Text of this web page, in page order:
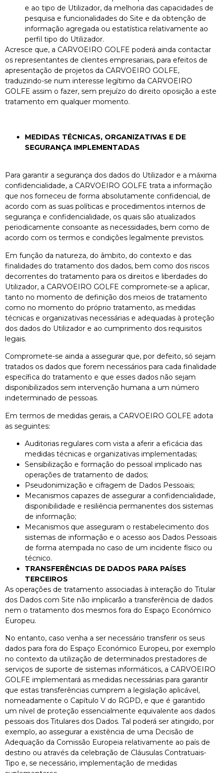
e ao tipo de Utilizador, da melhoria das capacidades de
pesquisa e funcionalidades do Site e da obtenção de
informação agregada ou estatística relativamente ao
perfil tipo do Utilizador.
Acresce que, a CARVOEIRO GOLFE poderá ainda contactar
os representantes de clientes empresariais, para efeitos de
apresentação de projetos da CARVOEIRO GOLFE,
traduzindo-se num interesse legítimo da CARVOEIRO
GOLFE assim o fazer, sem prejuízo do direito oposição a este
tratamento em qualquer momento.
MEDIDAS TÉCNICAS, ORGANIZATIVAS E DE
SEGURANÇA IMPLEMENTADAS
Para garantir a segurança dos dados do Utilizador e a máxima
confidencialidade, a CARVOEIRO GOLFE trata a informação
que nos forneceu de forma absolutamente confidencial, de
acordo com as suas políticas e procedimentos internos de
segurança e confidencialidade, os quais são atualizados
periodicamente consoante as necessidades, bem como de
acordo com os termos e condições legalmente previstos.
Em função da natureza, do âmbito, do contexto e das
finalidades do tratamento dos dados, bem como dos riscos
decorrentes do tratamento para os direitos e liberdades do
Utilizador, a CARVOEIRO GOLFE compromete-se a aplicar,
tanto no momento de definição dos meios de tratamento
como no momento do próprio tratamento, as medidas
técnicas e organizativas necessárias e adequadas à proteção
dos dados do Utilizador e ao cumprimento dos requisitos
legais.
Compromete-se ainda a assegurar que, por defeito, só sejam
tratados os dados que forem necessários para cada finalidade
específica do tratamento e que esses dados não sejam
disponibilizados sem intervenção humana a um número
indeterminado de pessoas.
Em termos de medidas gerais, a CARVOEIRO GOLFE adota
as seguintes:
Auditorias regulares com vista a aferir a eficácia das
medidas técnicas e organizativas implementadas;
Sensibilização e formação do pessoal implicado nas
operações de tratamento de dados;
Pseudonimização e cifragem de Dados Pessoais;
Mecanismos capazes de assegurar a confidencialidade,
disponibilidade e resiliência permanentes dos sistemas
de informação;
Mecanismos que asseguram o restabelecimento dos
sistemas de informação e o acesso aos Dados Pessoais
de forma atempada no caso de um incidente físico ou
técnico.
TRANSFERÊNCIAS DE DADOS PARA PAÍSES
TERCEIROS
As operações de tratamento associadas à interação do Titular
dos Dados com Site não implicarão a transferência de dados
nem o tratamento dos mesmos fora do Espaço Económico
Europeu.
No entanto, caso venha a ser necessário transferir os seus
dados para fora do Espaço Económico Europeu, por exemplo
no contexto da utilização de determinados prestadores de
serviços de suporte de sistemas informáticos, a CARVOEIRO
GOLFE implementará as medidas necessárias para garantir
que estas transferências cumprem a legislação aplicável,
nomeadamente o Capítulo V do RGPD, e que é garantido
um nível de proteção essencialmente equivalente aos dados
pessoais dos Titulares dos Dados. Tal poderá ser atingido, por
exemplo, ao assegurar a existência de uma Decisão de
Adequação da Comissão Europeia relativamente ao país de
destino ou através da celebração de Cláusulas Contratuais-
Tipo e, se necessário, implementação de medidas